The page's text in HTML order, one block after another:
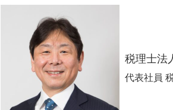
税理士法
代表社員